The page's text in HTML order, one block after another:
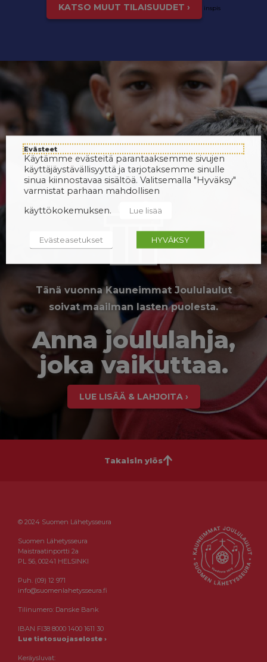
KATSO MUUT TILAISUUDET › inspis
Tänä vuonna Kauneimmat Joululaulut
soivat maailman lasten puolesta.
Anna joululahja,
joka vaikuttaa.
LUE LISÄÄ & LAHJOITA ›
Takaisin ylös
© 2024 Suomen Lähetysseura
Suomen Lähetysseura
Maistraatinportti 2a
PL 56, 00241 HELSINKI
Puh. (09) 12 971
info@suomenlahetysseura.fi
Tilinumero: Danske Bank
IBAN FI38 8000 1400 1611 30
Lue tietosuojaseloste ›
Keräysluvat:
Evästeet
Käytämme evästeitä parantaaksemme sivujen
käyttäjäystävällisyyttä ja tarjotaksemme sinulle
sinua kiinnostavaa sisältöä. Valitsemalla "Hyväksy"
varmistat parhaan mahdollisen
käyttökokemuksen.
Lue lisää
Evästeasetukset HYVÄKSY